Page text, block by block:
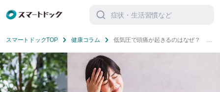
索
スマートドックTOP 健康コラム
低気圧で頭痛が起きるのはなぜ？ 梅